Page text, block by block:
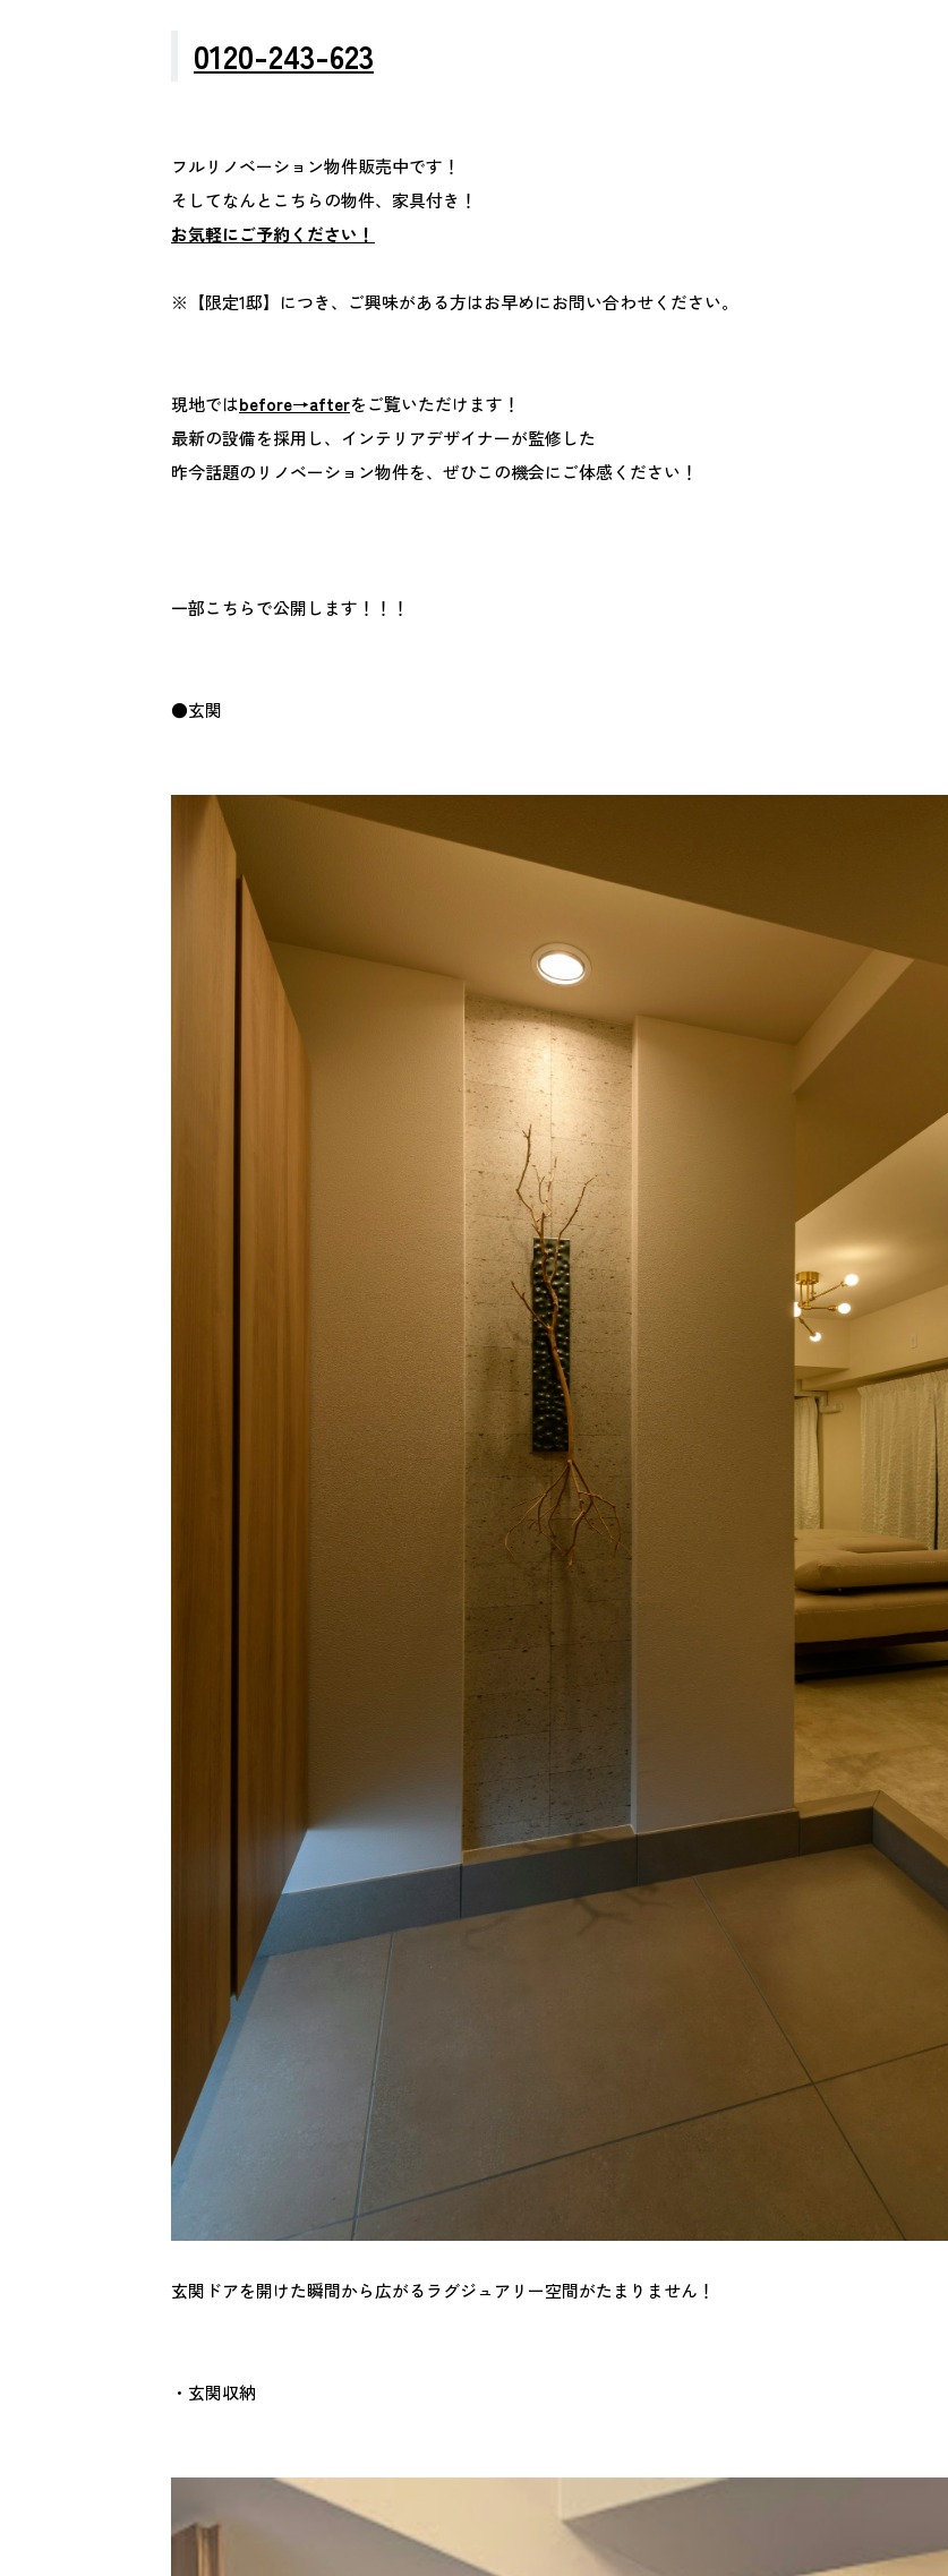
0120-243-623
フルリノベーション物件販売中です！
そしてなんとこちらの物件、家具付き！
お気軽にご予約ください！
※【限定1邸】につき、ご興味がある方はお早めにお問い合わせください。
現地ではbefore→afterをご覧いただけます！
最新の設備を採用し、インテリアデザイナーが監修した
昨今話題のリノベーション物件を、ぜひこの機会にご体感ください！
一部こちらで公開します！！！
●玄関
玄関ドアを開けた瞬間から広がるラグジュアリー空間がたまりません！
・玄関収納